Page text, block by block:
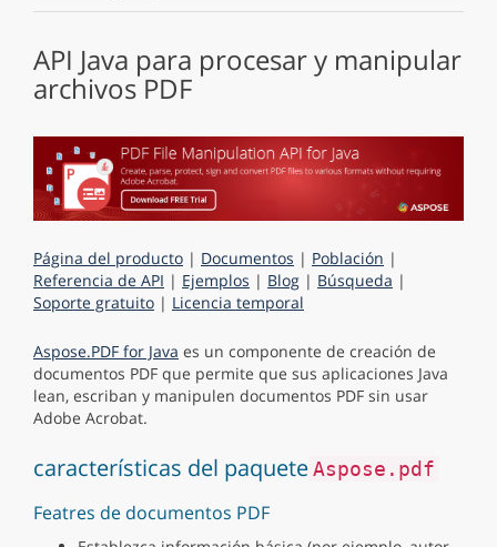
API Java para procesar y manipular
archivos PDF
Página del producto | Documentos | Población |
Referencia de API | Ejemplos | Blog | Búsqueda |
Soporte gratuito | Licencia temporal
Aspose.PDF for Java es un componente de creación de
documentos PDF que permite que sus aplicaciones Java
lean, escriban y manipulen documentos PDF sin usar
Adobe Acrobat.
características del paqueteAspose.pdf
Featres de documentos PDF